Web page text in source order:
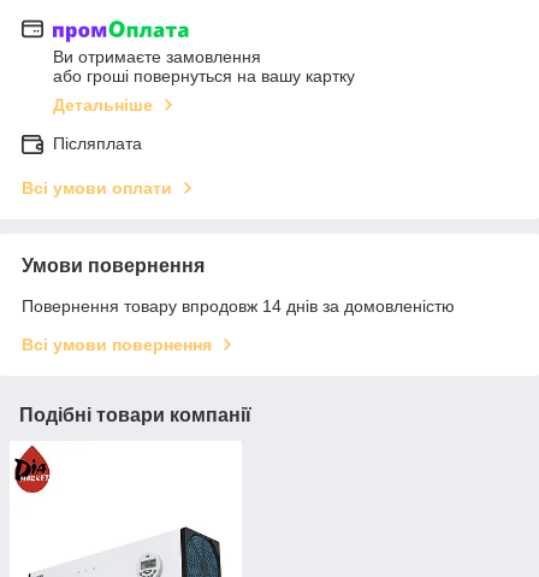
Ви отримаєте замовлення
або гроші повернуться на вашу картку
Детальніше
Післяплата
Всі умови оплати
Умови повернення
Повернення товару впродовж 14 днів за домовленістю
Всі умови повернення
Подібні товари компанії